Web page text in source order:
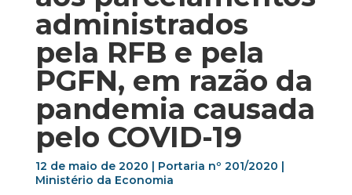
administrados
pela RFB e pela
PGFN, em razão da
pandemia causada
pelo COVID-19
12 de maio de 2020 | Portaria nº 201/2020 |
Ministério da Economia